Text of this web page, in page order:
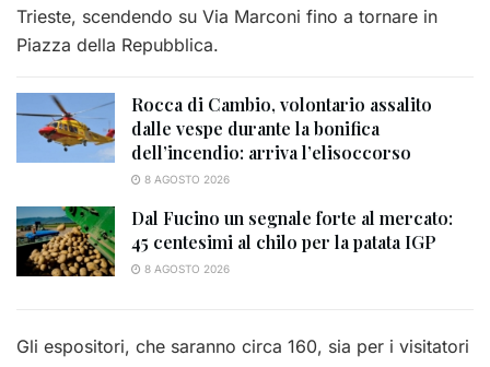
Trieste, scendendo su Via Marconi fino a tornare in
Piazza della Repubblica.
Rocca di Cambio, volontario assalito
dalle vespe durante la bonifica
dell’incendio: arriva l’elisoccorso
8 AGOSTO 2026
Dal Fucino un segnale forte al mercato:
45 centesimi al chilo per la patata IGP
8 AGOSTO 2026
Gli espositori, che saranno circa 160, sia per i visitatori